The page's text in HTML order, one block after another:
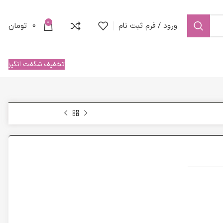
ورود / فرم ثبت نام 0
0 تومان
تخفیف شگفت انگیز